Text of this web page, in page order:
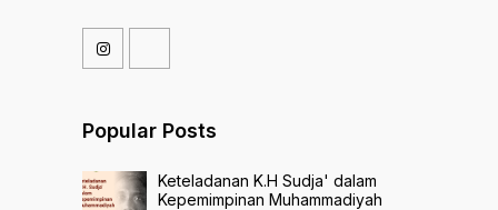
Popular Posts
Keteladanan K.H Sudja' dalam
Kepemimpinan Muhammadiyah